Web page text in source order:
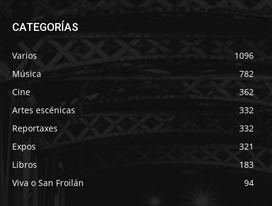
CATEGORÍAS
Varios
1096
Música
782
Cine
362
Artes escénicas
332
Reportaxes
332
Expos
321
Libros
183
Viva o San Froilán
94